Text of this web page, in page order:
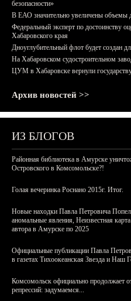
безопасности»
В ЕАО значительно увеличены объемы
Федеральный эксперт по достоинству
Хабаровского края
Дноуглубительный флот будет создан
На Хабаровском судостроительном
ЦУМ в Хабаровске вернули
Архив новостей >>
ИЗ БЛОГОВ
Районная библиотека в Амурске
Островского в Комсомольске?!
Голая вечеринка Роснано 2015г. Итог.
Новые находки Павла Петровича
аномальные явления, Неизвестная
автора в Амурске по 2025
Официальные публикации Павла
в газетах Тихоокеанская Звезда и Наш
Комсомольск официально продолжает
репрессий: задумаемся...